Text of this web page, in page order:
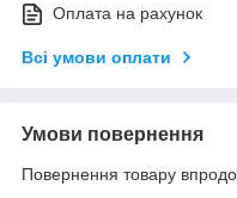
Оплата на рахунок
Всі умови оплати
Умови повернення
Повернення товару